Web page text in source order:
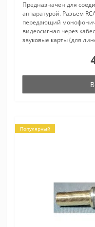
Предназначен для
аппаратурой. Разъем
передающий
видеосигнал через
звуковые карты (для
Популярный